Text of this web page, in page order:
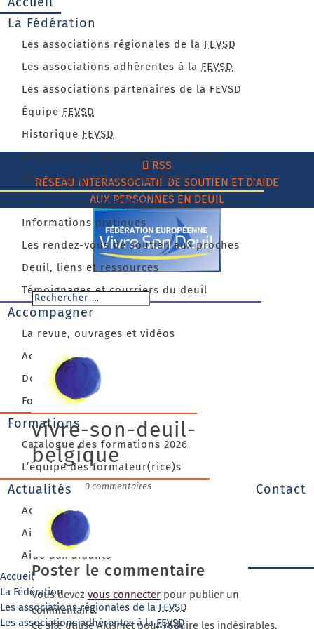
RSS
RÉSEAU INTERASSOCIATIF DE SOUTIEN ET D’AIDE
AUX PERSONNES EN DEUIL
La Fédération
Les associations régionales de la FEVSD
Les associations adhérentes à la FEVSD
Les associations partenaires de la FEVSD
Équipe FEVSD
Historique FEVSD
Affiliation des association à la FEVSD
Charte et objectifs de la FEVSD
Se faire accompagner
Informations pratiques
Les rendez-vous de soutien aux proches
Deuil, liens et ressources
Témoignages et courriers du deuil
Accompagner
La revue, ouvrages et vidéos
Accompagner le deuil
Dossiers du deuil
Focus Vivre Son Deuil
Formations
Catalogue des formations 2026
L’équipe des formateur(rice)s
Actualités
Actualité FEVSD
Aide aux personnes endeuillées
Aide aux aidants
Contact
Accueil
La Fédération
Les associations régionales de la FEVSD
Les associations adhérentes à laFEVSD
vivre-son-deuil-
belgique
20/03/2018 0 commentaires
Poster le commentaire
Vous devez vous connecterpour publier un
commentaire.
Ce site utilise Akismet pour réduire les indésirables.